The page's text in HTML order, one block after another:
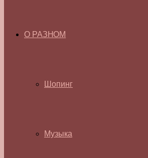
О РАЗНОМ
Шопинг
Музыка